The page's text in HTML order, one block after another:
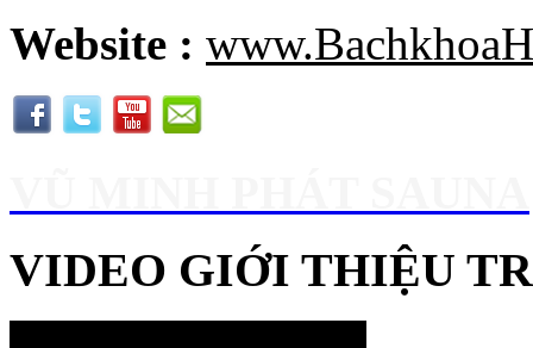
Website :
VIDEO GIỚI THIỆU